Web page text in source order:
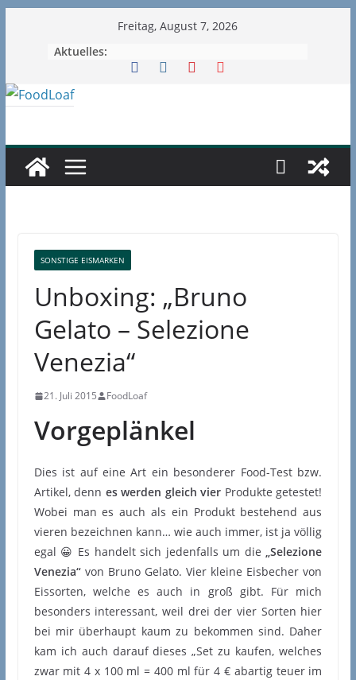
Freitag, August 7, 2026
Aktuelles:
SONSTIGE EISMARKEN
Unboxing: „Bruno
Gelato – Selezione
Venezia“
21. Juli 2015 FoodLoaf
Vorgeplänkel
Dies ist auf eine Art ein besonderer Food-Test bzw.
Artikel, denn es werden gleich vier Produkte getestet!
Wobei man es auch als ein Produkt bestehend aus
vieren bezeichnen kann… wie auch immer, ist ja völlig
egal 😀 Es handelt sich jedenfalls um die„Selezione
Venezia“von Bruno Gelato. Vier kleine Eisbecher von
Eissorten, welche es auch in groß gibt. Für mich
besonders interessant, weil drei der vier Sorten hier
bei mir überhaupt kaum zu bekommen sind. Daher
kam ich auch darauf dieses „Set zu kaufen, welches
zwar mit 4 x 100 ml = 400 ml für 4 € abartig teuer im